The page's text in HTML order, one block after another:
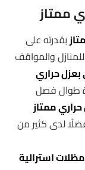
ممتاز
بقدرته على
والمواقف
حراري
طوال فصل
ممتاز
لدى كثير من
استرالية